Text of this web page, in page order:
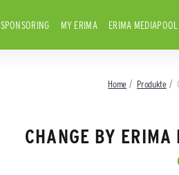
SPONSORING MY ERIMA ERIMA MEDIAPOOL
Home Produkte
CHANGE BY ERIMA